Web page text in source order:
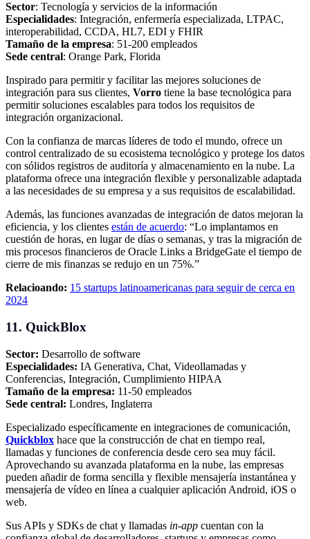
Sector: Tecnología y servicios de la información
Especialidades: Integración, enfermería especializada, LTPAC,
interoperabilidad, CCDA, HL7, EDI y FHIR
Tamaño de la empresa: 51-200 empleados
Sede central: Orange Park, Florida
Inspirado para permitir y facilitar las mejores soluciones de
integración para sus clientes, Vorro tiene la base tecnológica para
permitir soluciones escalables para todos los requisitos de
integración organizacional.
Con la confianza de marcas líderes de todo el mundo, ofrece un
control centralizado de su ecosistema tecnológico y protege los datos
con sólidos registros de auditoría y almacenamiento en la nube. La
plataforma ofrece una integración flexible y personalizable adaptada
a las necesidades de su empresa y a sus requisitos de escalabilidad.
Además, las funciones avanzadas de integración de datos mejoran la
eficiencia, y los clientes están de acuerdo: “Lo implantamos en
cuestión de horas, en lugar de días o semanas, y tras la migración de
mis procesos financieros de Oracle Links a BridgeGate el tiempo de
cierre de mis finanzas se redujo en un 75%.”
Relacioando: 15 startups latinoamericanas para seguir de cerca en
2024
11. QuickBlox
Sector: Desarrollo de software
Especialidades: IA Generativa, Chat, Videollamadas y
Conferencias, Integración, Cumplimiento HIPAA
Tamaño de la empresa: 11-50 empleados
Sede central: Londres, Inglaterra
Especializado específicamente en integraciones de comunicación,
Quickblox hace que la construcción de chat en tiempo real,
llamadas y funciones de conferencia desde cero sea muy fácil.
Aprovechando su avanzada plataforma en la nube, las empresas
pueden añadir de forma sencilla y flexible mensajería instantánea y
mensajería de vídeo en línea a cualquier aplicación Android, iOS o
web.
Sus APIs y SDKs de chat y llamadas in-app cuentan con la